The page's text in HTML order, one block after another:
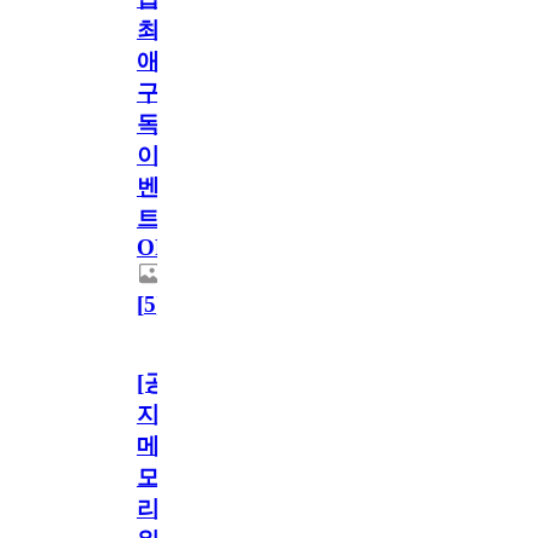
최
애
구
독
이
벤
트
OPEN!
[5]
[공
지]
메
모
리